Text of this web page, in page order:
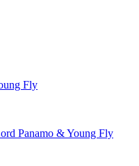
Fly
Panamo & Young Fly